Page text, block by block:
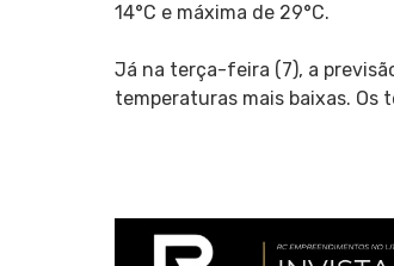
14°C e máxima de 29°C.
Já na terça-feira (7), a
temperaturas mais baixas. Os